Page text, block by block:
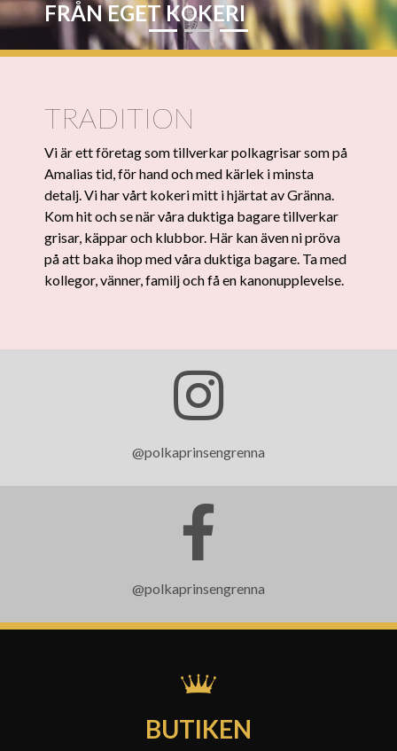
EN JÄVLA SALT STÅNG
FRÅN EGET KOKERI
URSPRUNGSBETECKNING
TRADITION
Vi är ett företag som tillverkar polkagrisar som på
Amalias tid, för hand och med kärlek i minsta
detalj. Vi har vårt kokeri mitt i hjärtat av Gränna.
Kom hit och se när våra duktiga bagare tillverkar
grisar, käppar och klubbor. Här kan även ni pröva
på att baka ihop med våra duktiga bagare. Ta med
kollegor, vänner, familj och få en kanonupplevelse.
@polkaprinsengrenna
@polkaprinsengrenna
BUTIKEN